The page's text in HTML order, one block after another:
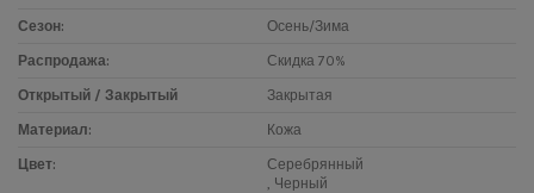
Сезон: Осень/Зима
Распродажа: Скидка 70%
Открытый / Закрытый Закрытая
Материал: Кожа
Цвет:
Серебрянный
, Черный